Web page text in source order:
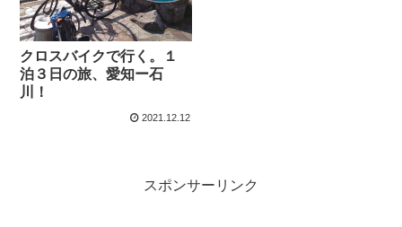
クロスバイクで行く。１
泊３日の旅、愛知ー石
川！
2021.12.12
スポンサーリンク